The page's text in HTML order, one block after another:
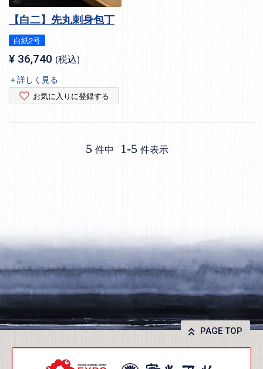
【白二】先丸刺身包丁
白紙2号
¥ 36,740 税込
＋詳しく見る
お気に入りに登録する
5 件中 1-5 件表示
PAGE TOP